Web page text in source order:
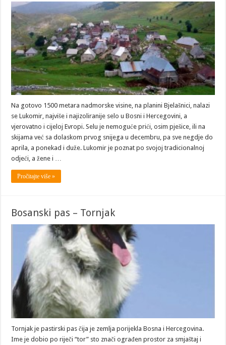
Na gotovo 1500 metara nadmorske visine, na planini Bjelašnici, nalazi
se Lukomir, najviše i najizoliranije selo u Bosni i Hercegovini, a
vjerovatno i cijeloj Evropi. Selu je nemoguće prići, osim pješice, ili na
skijama već sa dolaskom prvog snijega u decembru, pa sve negdje do
aprila, a ponekad i duže. Lukomir je poznat po svo­joj tradicionalnoj
odjeći, a žene i …
Pročitajte više »
Bosanski pas – Tornjak
Tornjak je pastirski pas čija je zemlja porijekla Bosna i Hercegovina.
Ime je dobio po riječi “tor” sto znači ograđen prostor za smjaštaj i